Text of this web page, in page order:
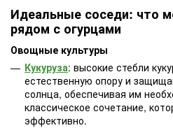
Идеальные соседи: что
рядом с огурцами
Овощные культуры
Кукуруза: высокие стебли
естественную опору и
солнца, обеспечивая им
классическое сочетание,
эффективно.